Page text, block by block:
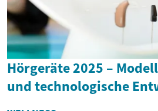
Hörgeräte 2025 –
und technologische